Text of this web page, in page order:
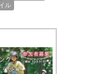
ル